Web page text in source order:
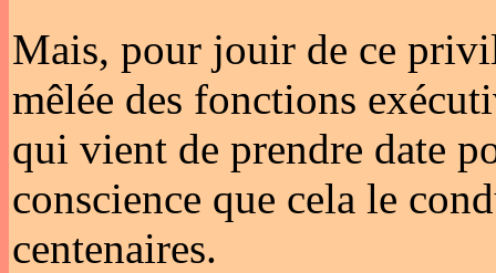
Mais, pour jouir de ce
mêlée des fonctions
qui vient de prendre date
conscience que cela le
centenaires.